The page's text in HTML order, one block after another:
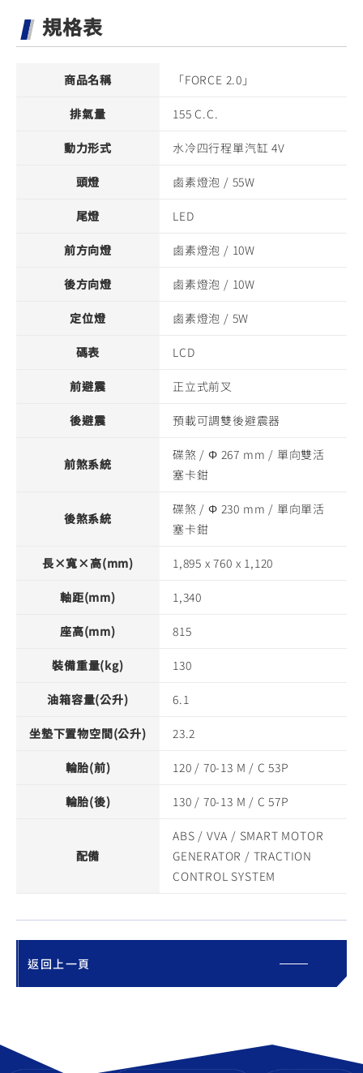
規格表
商品名稱 「FORCE 2.0」
排氣量 155 C.C.
動力形式 水冷四行程單汽缸 4V
頭燈 鹵素燈泡 / 55W
尾燈 LED
前方向燈 鹵素燈泡 / 10W
後方向燈 鹵素燈泡 / 10W
定位燈 鹵素燈泡 / 5W
碼表 LCD
前避震 正立式前叉
後避震 預載可調雙後避震器
前煞系統
碟煞 / Φ 267 mm / 單向雙活
塞卡鉗
後煞系統
碟煞 / Φ 230 mm / 單向單活
塞卡鉗
長×寬×高(mm) 1,895 x 760 x 1,120
軸距(mm) 1,340
座高(mm) 815
裝備重量(kg) 130
油箱容量(公升) 6.1
坐墊下置物空間(公升) 23.2
輪胎(前) 120 / 70-13 M / C 53P
輪胎(後) 130 / 70-13 M / C 57P
配備
ABS / VVA / SMART MOTOR
GENERATOR / TRACTION
CONTROL SYSTEM
返回上一頁